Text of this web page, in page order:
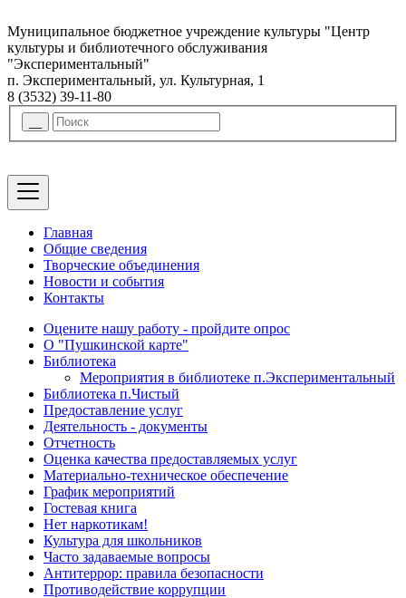
Муниципальное бюджетное учреждение культуры "Центр
культуры и библиотечного обслуживания
"Экспериментальный"
п. Экспериментальный, ул. Культурная, 1
8 (3532) 39-11-80
Главная
Общие сведения
Творческие объединения
Новости и события
Контакты
Оцените нашу работу - пройдите опрос
О "Пушкинской карте"
Библиотека
Мероприятия в библиотеке п.Экспериментальный
Библиотека п.Чистый
Предоставление услуг
Деятельность - документы
Отчетность
Оценка качества предоставляемых услуг
Материально-техническое обеспечение
График мероприятий
Гостевая книга
Нет наркотикам!
Культура для школьников
Часто задаваемые вопросы
Антитеррор: правила безопасности
Противодействие коррупции